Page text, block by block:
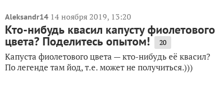
Aleksandr14 14 ноября 2019, 13:20
Кто-нибудь квасил капусту фиолетового
цвета? Поделитесь опытом! 20
Капуста фиолетового цвета — кто-нибудь её квасил?
По легенде там йод, т.е. может не получиться.)))